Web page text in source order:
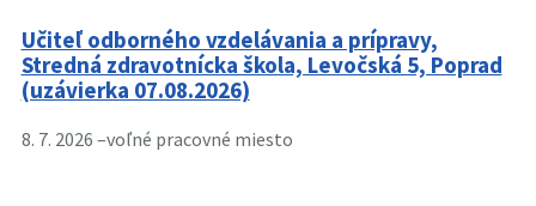
Učiteľ odborného vzdelávania a prípravy,
Stredná zdravotnícka škola, Levočská 5, Poprad
(uzávierka 07.08.2026)
8. 7. 2026 –voľné pracovné miesto